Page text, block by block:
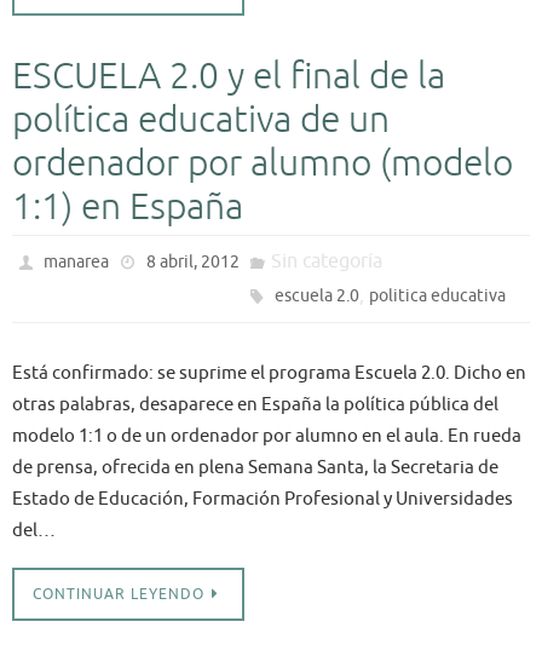
ESCUELA 2.0 y el final de la
política educativa de un
ordenador por alumno (modelo
1:1) en España
manarea 8 abril, 2012 Sin categoría
escuela 2.0, politica educativa
Está confirmado: se suprime el programa Escuela 2.0. Dicho en
otras palabras, desaparece en España la política pública del
modelo 1:1 o de un ordenador por alumno en el aula. En rueda
de prensa, ofrecida en plena Semana Santa, la Secretaria de
Estado de Educación, Formación Profesional y Universidades
del…
CONTINUAR LEYENDO